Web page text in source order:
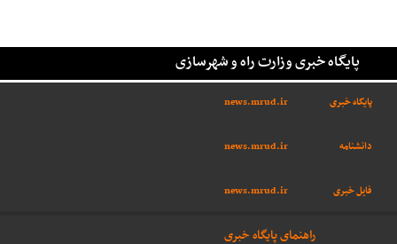
پایگاه خبری وزارت راه و شهرسازی
پایگاه خبری news.mrud.ir
دانشنامه
news.mrud.ir
فایل خبری news.mrud.ir
راهنمای پایگاه خبری